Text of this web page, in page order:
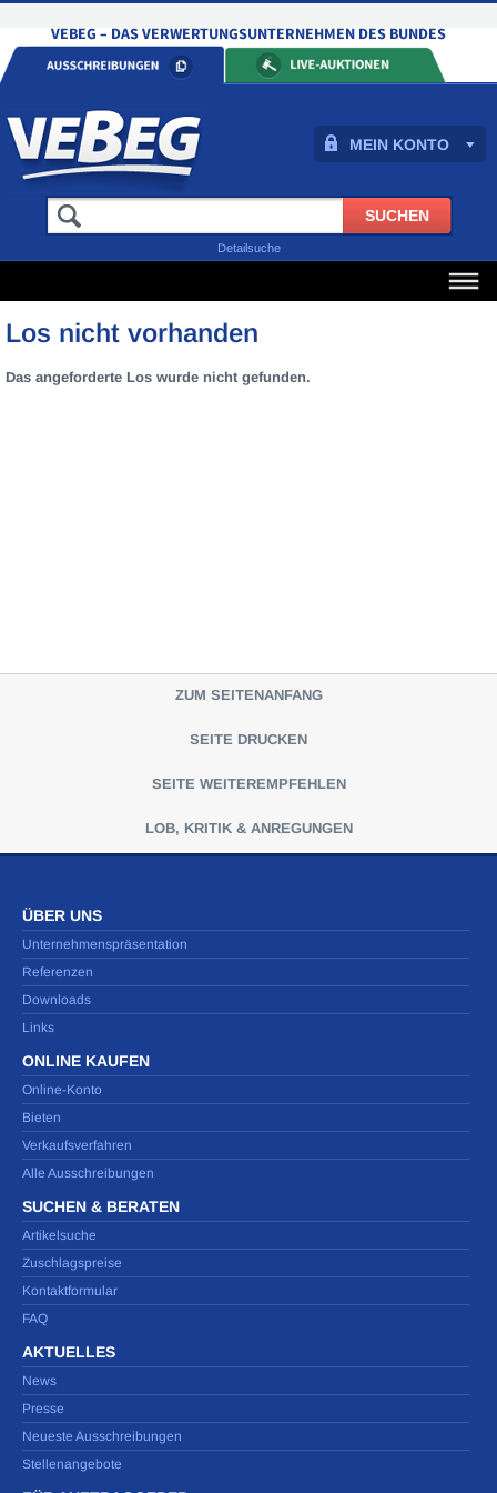
MEIN KONTO
Detailsuche
Los nicht vorhanden
Das angeforderte Los wurde nicht gefunden.
ZUM SEITENANFANG
SEITE DRUCKEN
SEITE WEITEREMPFEHLEN
LOB, KRITIK & ANREGUNGEN
ÜBER UNS
Unternehmenspräsentation
Referenzen
Downloads
Links
ONLINE KAUFEN
Online-Konto
Bieten
Verkaufsverfahren
Alle Ausschreibungen
SUCHEN & BERATEN
Artikelsuche
Zuschlagspreise
Kontaktformular
FAQ
AKTUELLES
News
Presse
Neueste Ausschreibungen
Stellenangebote